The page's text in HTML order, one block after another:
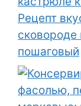
Рецепт
пошаговый